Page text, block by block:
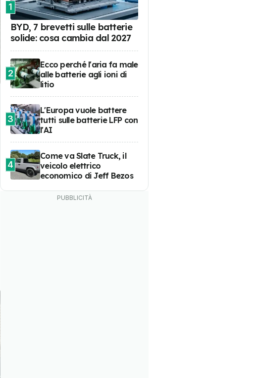
1
BYD, 7 brevetti sulle batterie
solide: cosa cambia dal 2027
2
Ecco perché l'aria fa male
alle batterie agli ioni di
litio
3
L'Europa vuole battere
tutti sulle batterie LFP con
l'AI
4
Come va Slate Truck, il
veicolo elettrico
economico di Jeff Bezos